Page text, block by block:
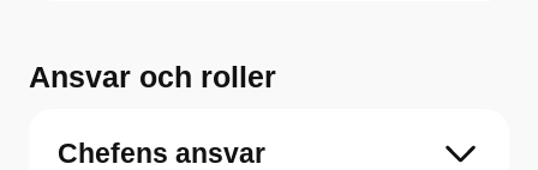
Ansvar och roller
Chefens ansvar